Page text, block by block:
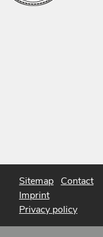
Sitemap Contact
Imprint
Privacy policy